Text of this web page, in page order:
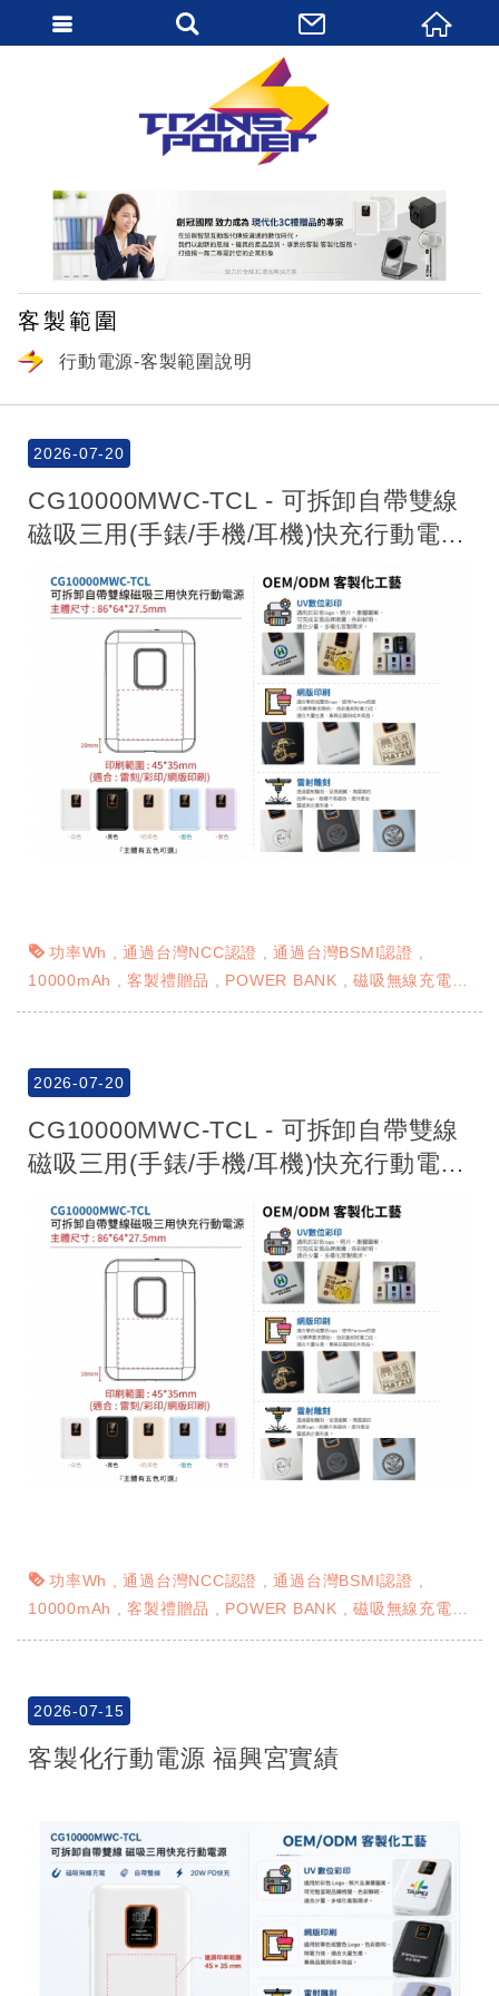
客製範圍
行動電源-客製範圍說明
2026-07-20
CG10000MWC-TCL - 可拆卸自帶雙線
磁吸三用(手錶/手機/耳機)快充行動電
功率Wh 通過台灣NCC認證
通過台灣BSMI認證
10000mAh
客製禮贈品 POWER BANK
磁吸無線充電
禮贈品行動電源 網版印刷 彩印印刷 UV彩印 雷射雕刻
2026-07-20
CG10000MWC-TCL - 可拆卸自帶雙線
磁吸三用(手錶/手機/耳機)快充行動電
功率Wh 通過台灣NCC認證
通過台灣BSMI認證
10000mAh
客製禮贈品 POWER BANK
磁吸無線充電
禮贈品行動電源 網版印刷 彩印印刷 UV彩印 雷射雕刻
2026-07-15
客製化行動電源 福興宮實績
繁體中文